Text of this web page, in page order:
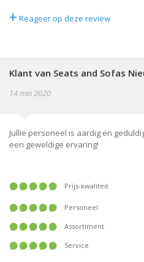
+ Reageer op deze review
Klant van Seats and Sofas
14 mei 2020
Jullie personeel is aardig en
een geweldige ervaring!
Prijs-kwaliteit
Personeel
Assortiment
Service